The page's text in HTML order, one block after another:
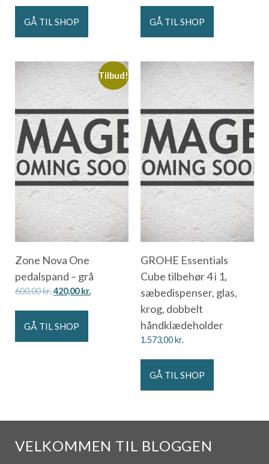
GÅ TIL SHOP GÅ TIL SHOP
Tilbud!
Zone Nova One
pedalspand – grå
600,00kr.420,00kr.
GÅ TIL SHOP
GROHE Essentials
Cube tilbehør 4 i 1,
sæbedispenser, glas,
krog, dobbelt
håndklædeholder
1.573,00kr.
GÅ TIL SHOP
VELKOMMEN TIL BLOGGEN